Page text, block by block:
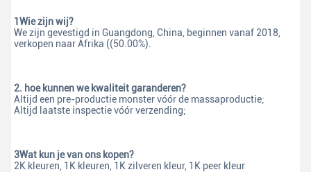
1Wie zijn wij?
We zijn gevestigd in Guangdong, China, beginnen vanaf 2018,
verkopen naar Afrika ((50.00%).
2. hoe kunnen we kwaliteit garanderen?
Altijd een pre-productie monster vóór de massaproductie;
Altijd laatste inspectie vóór verzending;
3Wat kun je van ons kopen?
2K kleuren, 1K kleuren, 1K zilveren kleur, 1K peer kleur